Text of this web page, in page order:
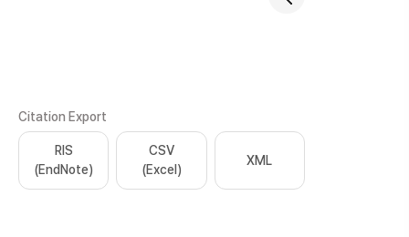
Citation Export
RIS
(EndNote)
CSV
(Excel)
XML